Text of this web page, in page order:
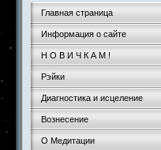
Главная страница
Информация о сайте
Н О В И Ч К А М !
Рэйки
Диагностика и исцеление
Вознесение
О Медитации